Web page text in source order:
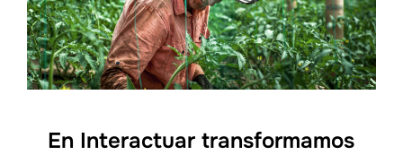
En Interactuar transformamos